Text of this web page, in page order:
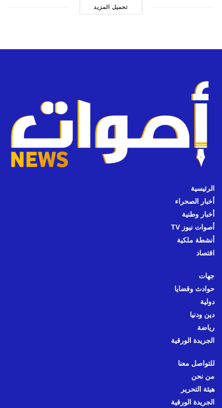
تحميل المزيد
الرئيسية
أخبار الصحراء
أخبار وطنية
أصوات نيوز TV
أنشطة ملكية
اقتصاد
جهات
حوادث وقضايا
دولية
دين ودنيا
رياضة
الجريدة الورقية
للتواصل معنا
من نحن
هيئة التحرير
الجريدة الورقية